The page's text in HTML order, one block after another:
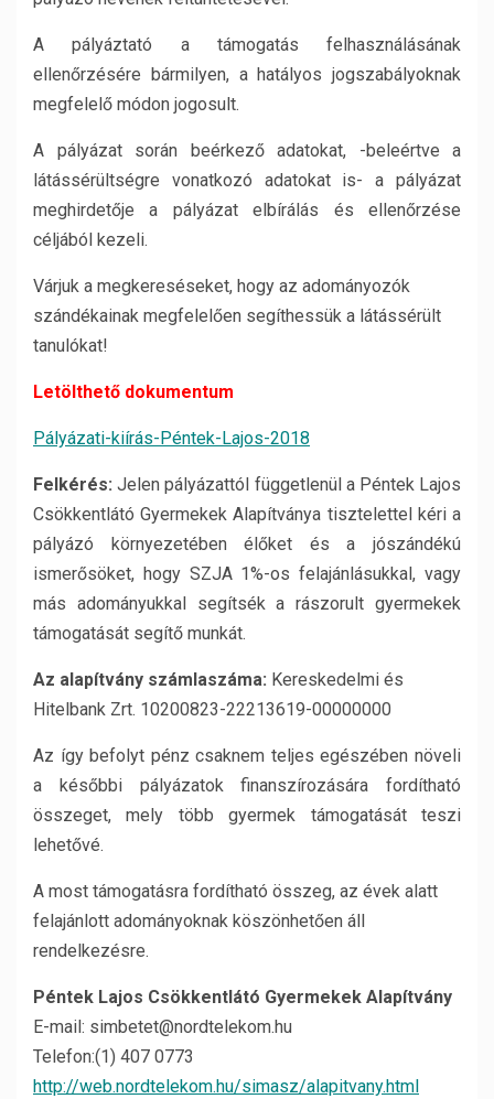
A pályáztató a támogatás felhasználásának
ellenőrzésére bármilyen, a hatályos jogszabályoknak
megfelelő módon jogosult.
A pályázat során beérkező adatokat, -beleértve a
látássérültségre vonatkozó adatokat is- a pályázat
meghirdetője a pályázat elbírálás és ellenőrzése
céljából kezeli.
Várjuk a megkereséseket, hogy az adományozók
szándékainak megfelelően segíthessük a látássérült
tanulókat!
Letölthető dokumentum
Pályázati-kiírás-Péntek-Lajos-2018
Felkérés:Jelen pályázattól függetlenül a Péntek Lajos
Csökkentlátó Gyermekek Alapítványa tisztelettel kéri a
pályázó környezetében élőket és a jószándékú
ismerősöket, hogy SZJA 1%-os felajánlásukkal, vagy
más adományukkal segítsék a rászorult gyermekek
támogatását segítő munkát.
Az alapítvány számlaszáma: Kereskedelmi és
Hitelbank Zrt. 10200823-22213619-00000000
Az így befolyt pénz csaknem teljes egészében növeli
a későbbi pályázatok finanszírozására fordítható
összeget, mely több gyermek támogatását teszi
lehetővé.
A most támogatásra fordítható összeg, az évek alatt
felajánlott adományoknak köszönhetően áll
rendelkezésre.
Péntek Lajos Csökkentlátó Gyermekek Alapítvány
E-mail: simbetet@nordtelekom.hu
Telefon:(1) 407 0773
http://web.nordtelekom.hu/simasz/alapitvany.html